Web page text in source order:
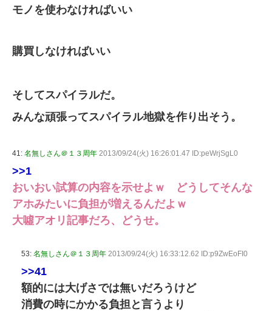
モノを使わなければいい
購買しなければいい
そしてスパイラルだ。
みんな頑張ってスパイラル地獄を作り出そう。
41: 名無しさん＠１３周年 2013/09/24(火) 16:26:01.47 ID:peWrjSgL0
>>1
おいおい試算の内容を示せよｗ どうしてそんな
アホみたいに負担が増えるんだよｗ
大噓アオリ記事だろ、どうせ。
53: 名無しさん＠１３周年 2013/09/24(火) 16:33:12.62 ID:p9ZwEoFI0
>>41
額的には大げさでは無いだろうけど
消費の時にかかる負担と言うより